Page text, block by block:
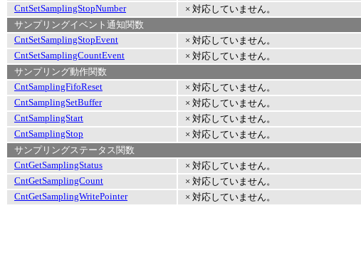
CntSetSamplingStopNumber
× 対応していません。
サンプリングイベント通知関数
CntSetSamplingStopEvent
× 対応していません。
CntSetSamplingCountEvent
× 対応していません。
サンプリング動作関数
CntSamplingFifoReset
× 対応していません。
CntSamplingSetBuffer
× 対応していません。
CntSamplingStart
× 対応していません。
CntSamplingStop
× 対応していません。
サンプリングステータス関数
CntGetSamplingStatus
× 対応していません。
CntGetSamplingCount
× 対応していません。
CntGetSamplingWritePointer
× 対応していません。